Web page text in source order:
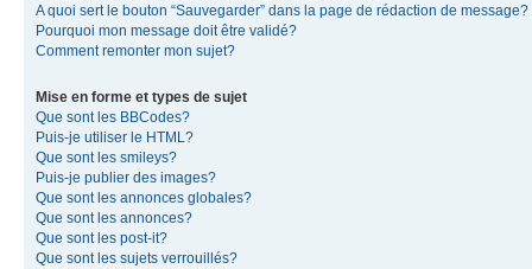
A quoi sert le bouton “Sauvegarder” dans la page de rédaction de message?
Pourquoi mon message doit être validé?
Comment remonter mon sujet?
Mise en forme et types de sujet
Que sont les BBCodes?
Puis-je utiliser le HTML?
Que sont les smileys?
Puis-je publier des images?
Que sont les annonces globales?
Que sont les annonces?
Que sont les post-it?
Que sont les sujets verrouillés?